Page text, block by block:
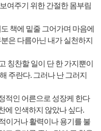
여주기 위한 간절한 몸부림
책에 밑줄 그어가며 마음에
은 다름아닌 내가 실천하지
칭찬할 일이 단 한 가지뿐이
주란다. 그러나 난 그러지
적인 어른으로 성장케 한다
에 인색하지 않았나 싶다.
이거나 활력이나 용기를 불